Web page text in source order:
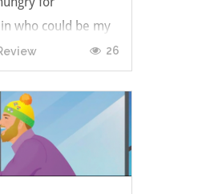
who could be my
story. หลังอ่าน
ากได้ความแสบ
มนี้คู่หูเอ...
26